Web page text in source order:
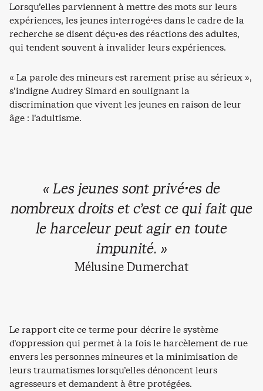
Lorsqu’elles parviennent à mettre des mots sur leurs
expériences, les jeunes interrogé·es dans le cadre de la
recherche se disent déçu·es des réactions des adultes,
qui tendent souvent à invalider leurs expériences.
« La parole des mineurs est rarement prise au sérieux »,
s’indigne Audrey Simard en soulignant la
discrimination que vivent les jeunes en raison de leur
âge : l’adultisme.
« Les jeunes sont privé·es de
nombreux droits et c’est ce qui fait que
le harceleur peut agir en toute
impunité. »
Mélusine Dumerchat
Le rapport cite ce terme pour décrire le système
d’oppression qui permet à la fois le harcèlement de rue
envers les personnes mineures et la minimisation de
leurs traumatismes lorsqu’elles dénoncent leurs
agresseurs et demandent à être protégées.